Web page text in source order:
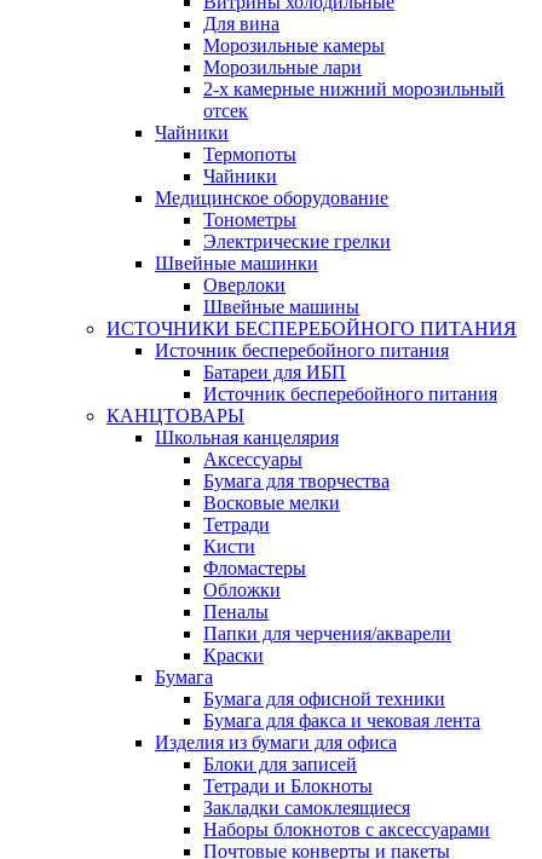
Для вина
Морозильные камеры
Морозильные лари
2-х камерные нижний морозильный
отсек
Чайники
Термопоты
Чайники
Медицинское оборудование
Тонометры
Электрические грелки
Швейные машинки
Оверлоки
Швейные машины
ИСТОЧНИКИ БЕСПЕРЕБОЙНОГО ПИТАНИЯ
Источник бесперебойного питания
Батареи для ИБП
Источник бесперебойного питания
КАНЦТОВАРЫ
Школьная канцелярия
Аксессуары
Бумага для творчества
Восковые мелки
Тетради
Кисти
Фломастеры
Обложки
Пеналы
Папки для черчения/акварели
Краски
Бумага
Бумага для офисной техники
Бумага для факса и чековая лента
Изделия из бумаги для офиса
Блоки для записей
Тетради и Блокноты
Закладки самоклеящиеся
Наборы блокнотов с аксессуарами
Почтовые конверты и пакеты